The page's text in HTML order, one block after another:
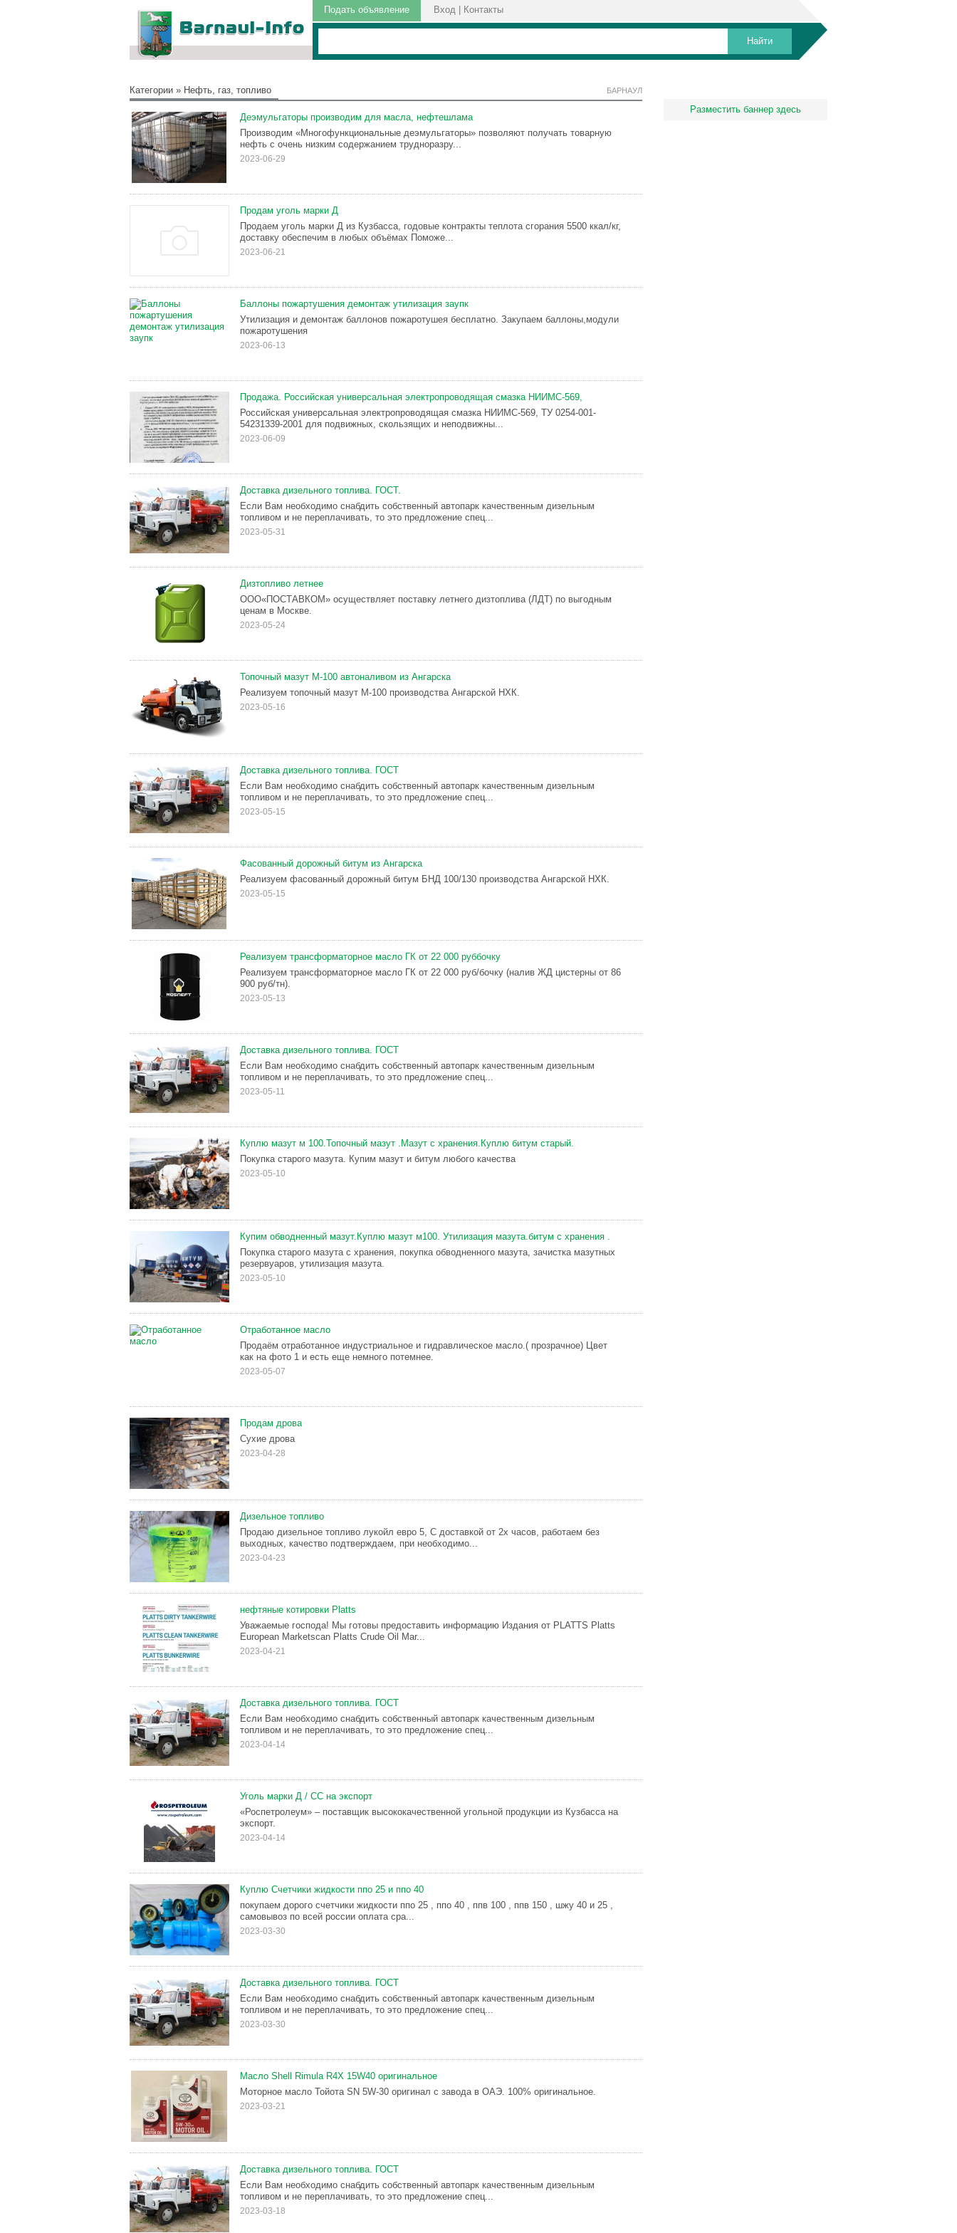
Подать объявление Вход Контакты
Категории » Нефть, газ, топливо БАРНАУЛ
Деэмульгаторы производим для масла, нефтешлама
Производим «Многофункциональные деэмульгаторы» позволяют получать товарную
нефть с очень низким содержанием трудноразру...
2023-06-29
Продам уголь марки Д
Продаем уголь марки Д из Кузбасса, годовые контракты теплота сгорания 5500 ккал/кг,
доставку обеспечим в любых объёмах Поможе...
2023-06-21
Баллоны пожартушения демонтаж утилизация заупк
Утилизация и демонтаж баллонов пожаротушея бесплатно. Закупаем баллоны,модули
пожаротушения
2023-06-13
Продажа. Российская универсальная электропроводящая смазка НИИМС-569,
Российская универсальная электропроводящая смазка НИИМС-569, ТУ 0254-001-
54231339-2001 для подвижных, скользящих и неподвижны...
2023-06-09
Доставка дизельного топлива. ГОСТ.
Если Вам необходимо снабдить собственный автопарк качественным дизельным
топливом и не переплачивать, то это предложение спец...
2023-05-31
Дизтопливо летнее
ООО«ПОСТАВКОМ» осуществляет поставку летнего дизтоплива (ЛДТ) по выгодным
ценам в Москве.
2023-05-24
Топочный мазут М-100 автоналивом из Ангарска
Реализуем топочный мазут М-100 производства Ангарской НХК.
2023-05-16
Доставка дизельного топлива. ГОСТ
Если Вам необходимо снабдить собственный автопарк качественным дизельным
топливом и не переплачивать, то это предложение спец...
2023-05-15
Фасованный дорожный битум из Ангарска
Реализуем фасованный дорожный битум БНД 100/130 производства Ангарской НХК.
2023-05-15
Реализуем трансформаторное масло ГК от 22 000 руббочку
Реализуем трансформаторное масло ГК от 22 000 руб/бочку (налив ЖД цистерны от 86
900 руб/тн).
2023-05-13
Доставка дизельного топлива. ГОСТ
Если Вам необходимо снабдить собственный автопарк качественным дизельным
топливом и не переплачивать, то это предложение спец...
2023-05-11
Куплю мазут м 100.Топочный мазут .Мазут с хранения.Куплю битум старый.
Покупка старого мазута. Купим мазут и битум любого качества
2023-05-10
Купим обводненный мазут.Куплю мазут м100. Утилизация мазута.битум с хранения .
Покупка старого мазута с хранения, покупка обводненного мазута, зачистка мазутных
резервуаров, утилизация мазута.
2023-05-10
Отработанное масло
Продаём отработанное индустриальное и гидравлическое масло.( прозрачное) Цвет
как на фото 1 и есть еще немного потемнее.
2023-05-07
Продам дрова
Сухие дрова
2023-04-28
Дизельное топливо
Продаю дизельное топливо лукойл евро 5, С доставкой от 2х часов, работаем без
выходных, качество подтверждаем, при необходимо...
2023-04-23
нефтяные котировки Platts
Уважаемые господа! Мы готовы предоставить информацию Издания от PLATTS Platts
European Marketscan Platts Crude Oil Mar...
2023-04-21
Доставка дизельного топлива. ГОСТ
Если Вам необходимо снабдить собственный автопарк качественным дизельным
топливом и не переплачивать, то это предложение спец...
2023-04-14
Уголь марки Д / СС на экспорт
«Роспетролеум» – поставщик высококачественной угольной продукции из Кузбасса на
экспорт.
2023-04-14
Куплю Счетчики жидкости ппо 25 и ппо 40
покупаем дорого счетчики жидкости ппо 25 , ппо 40 , ппв 100 , ппв 150 , шжу 40 и 25 ,
самовывоз по всей россии оплата сра...
2023-03-30
Доставка дизельного топлива. ГОСТ
Если Вам необходимо снабдить собственный автопарк качественным дизельным
топливом и не переплачивать, то это предложение спец...
2023-03-30
Масло Shell Rimula R4X 15W40 оригинальное
Моторное масло Тойота SN 5W-30 оригинал с завода в ОАЭ. 100% оригинальное.
2023-03-21
Доставка дизельного топлива. ГОСТ
Если Вам необходимо снабдить собственный автопарк качественным дизельным
топливом и не переплачивать, то это предложение спец...
2023-03-18
Разместить баннер здесь